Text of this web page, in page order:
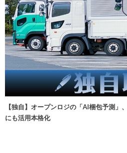
【独自】オープンロジの「AI梱包予測」
にも活用本格化